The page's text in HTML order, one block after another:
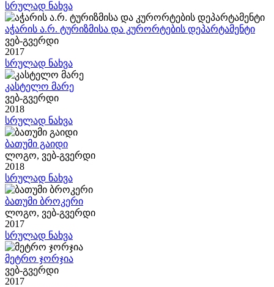
სრულად ნახვა
აჭარის ა.რ. ტურიზმისა და კურორტების დეპარტამენტი
ვებ-გვერდი
2017
სრულად ნახვა
კასტელო მარე
ვებ-გვერდი
2018
სრულად ნახვა
ბათუმი გაიდი
ლოგო, ვებ-გვერდი
2018
სრულად ნახვა
ბათუმი ბროკერი
ლოგო, ვებ-გვერდი
2017
სრულად ნახვა
მეტრო ჯორჯია
ვებ-გვერდი
2017